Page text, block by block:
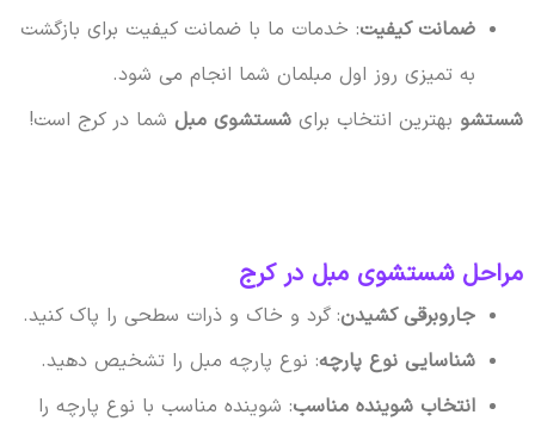
ضمانت کیفیت: خدمات ما با ضمانت کیفیت برای بازگشت
به تمیزی روز اول مبلمان شما انجام می شود.
شستشوبهترین انتخاب برای شستشوی مبلشما در کرج است!
مراحل شستشوی مبل در کرج
جاروبرقی کشیدن: گرد و خاک و ذرات سطحی را پاک کنید.
شناسایی نوع پارچه: نوع پارچه مبل را تشخیص دهید.
انتخاب شوینده مناسب: شوینده مناسب با نوع پارچه را